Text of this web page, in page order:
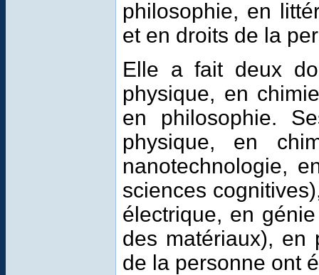
philosophie, en
et en droits de la
Elle a fait deux
physique, en
en philosophie.
physique, en
nanotechnologie,
sciences
électrique, en
des matériaux), en
de la personne ont